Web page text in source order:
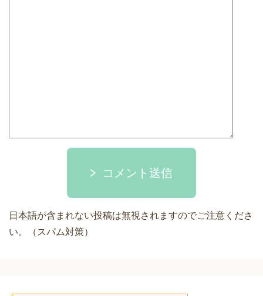
コメント送信
日本語が含まれない投稿は無視されますのでご注意くださ
い。（スパム対策）